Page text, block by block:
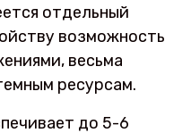
отдельный
возможность
весьма
ресурсам.
до 5-6